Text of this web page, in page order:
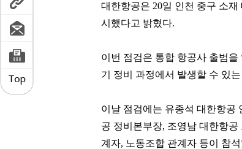
대한항공은 20일 인천 중구 소재
시했다고 밝혔다.
이번 점검은 통합 항공사 출범
기 정비 과정에서 발생할 수 있
이날 점검에는 유종석 대한항공
공 정비본부장, 조영남 대한항
계자, 노동조합 관계자 등이 참